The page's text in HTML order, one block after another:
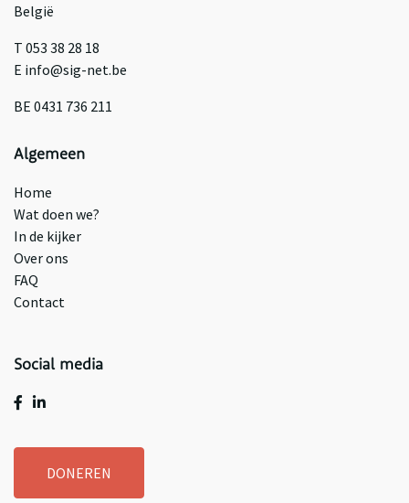
België
T 053 38 28 18
E info@sig-net.be
BE 0431 736 211
Algemeen
Home
Wat doen we?
In de kijker
Over ons
FAQ
Contact
Social media
DONEREN